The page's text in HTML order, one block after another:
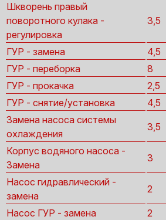
Шкворень правый
поворотного кулака -
регулировка
3,5
ГУР - замена 4,5
ГУР - переборка
8
ГУР - прокачка
2,5
ГУР - снятие/установка
4,5
Замена насоса системы
охлаждения
3,5
Корпус водяного насоса -
Замена
3
Насос гидравлический -
замена
2
Насос ГУР - замена 2